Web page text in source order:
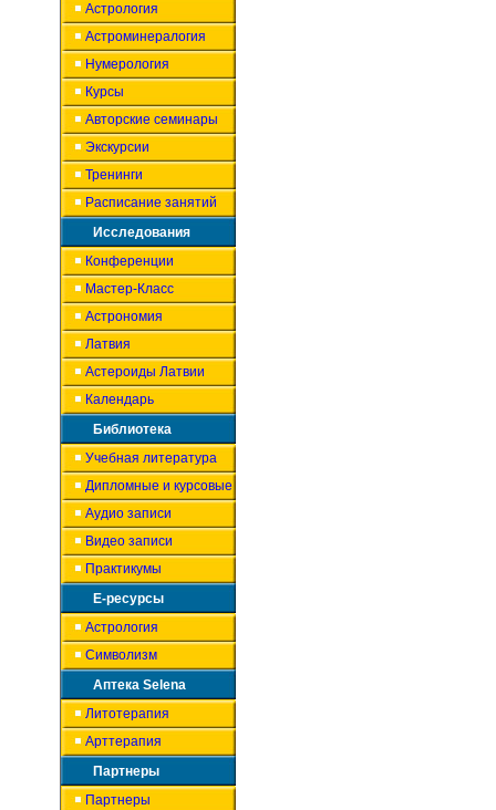
Астрология
Астроминералогия
Нумерология
Курсы
Авторские семинары
Экскурсии
Тренинги
Расписание занятий
Исследования
Конференции
Мастер-Класс
Астрономия
Латвия
Астероиды Латвии
Календарь
Библиотека
Учебная литература
Дипломные и курсовые
Аудио записи
Видео записи
Практикумы
Е-ресурсы
Астрология
Символизм
Аптека Selena
Литотерапия
Арттерапия
Партнеры
Партнеры